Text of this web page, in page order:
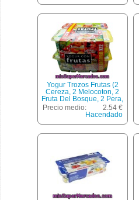
Yogur Trozos Frutas (2
Cereza, 2 Melocoton, 2
Fruta Del Bosque, 2 Pera,
2 Fresa, 2 Piña),
Hacendado, Pack 12 X
Precio medio:
2.54 €
Hacendado